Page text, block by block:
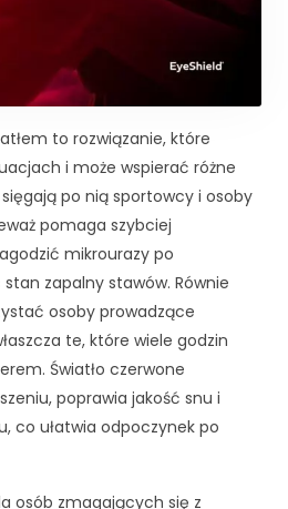
to rozwiązanie, które
i może wspierać różne
po nią sportowcy i osoby
pomaga szybciej
mikrourazy po
zapalny stawów. Równie
osoby prowadzące
te, które wiele godzin
Światło czerwone
poprawia jakość snu i
co ułatwia odpoczynek po
osób zmagających się z